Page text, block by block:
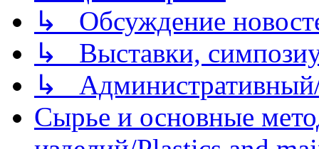
↳ Обсуждение
↳ Выставки,
↳
Сырье и основные